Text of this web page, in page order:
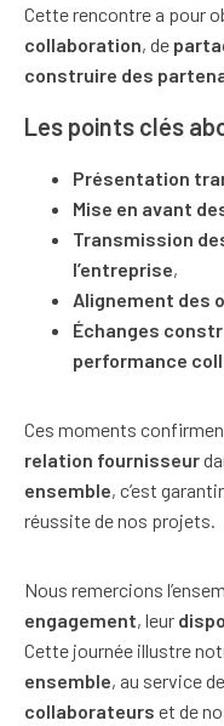
Cette rencontre a pour
collaboration, de
construire des
Les points clés
Présentation
Mise en avant
Transmission
l’entreprise,
Alignement des
Échanges
performance
Ces moments
relation fournisseur
ensemble, c’est
réussite de nos projets.
Nous remercions
engagement, leur
Cette journée illustre
ensemble, au service
collaborateurs et de